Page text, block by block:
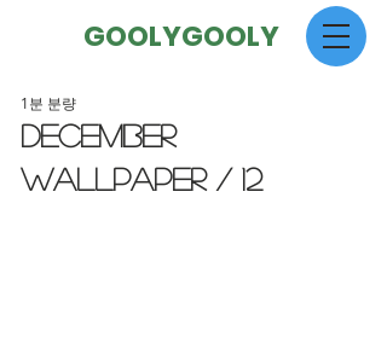
GOOLYGOOLY
December
Wallpaper / 12
1분 분량